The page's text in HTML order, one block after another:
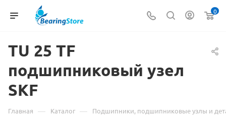
0
TU Материал
о
товаре
TU
25 TF
подшипниковый узел
SKF
Главная — Каталог — Подшипники, подшипниковые узлы и